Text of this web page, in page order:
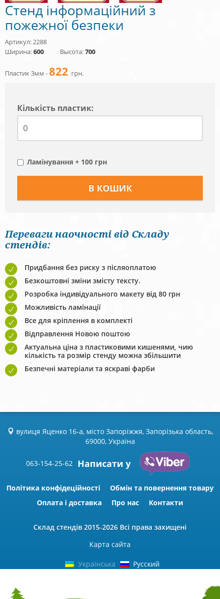
Стенд інформаційний з
пожежної безпеки
Артикул: 2288
Ширина:600 Высота:700
Пластик 3мм -822 грн.
Кiлькiсть пластик:
Ламінування + 100 грн
Переваги наочності від Складу
стендів:
Придбання без риску з післяоплатою
Безкоштовні зміни змісту тексту.
Розробка індивідуального макету від 80 грн
Можливість ламінації
Все для кріплення в комплекті
Відправлення Новою поштою
Актуальна ціна з пластиковими кишенями, чию
кількість та розмір стенду можна збільшити
Безпечні матеріали та яскраві фарби
вулиця Яценко 16-а, місто Запоріжжя, Запорізька область,
69000, Україна
063-154-25-62 Написати у
Політика конфідеційності
Обмін та повернення товару
Оплата і доставка
Про нас Контакти
Склад стендів 2015-2026 Всі права захищені
Карта сайта
Українська Русский